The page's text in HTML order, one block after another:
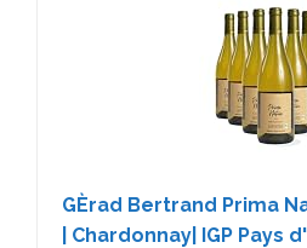
GÈrad Bertrand Prima
| Chardonnay| IGP Pays